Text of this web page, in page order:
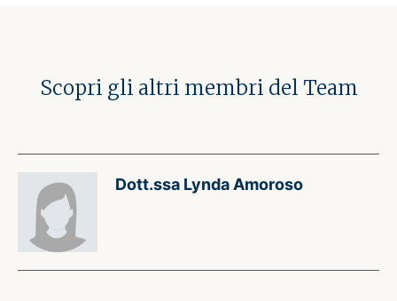
Scopri gli altri membri del Team
Dott.ssa Lynda Amoroso